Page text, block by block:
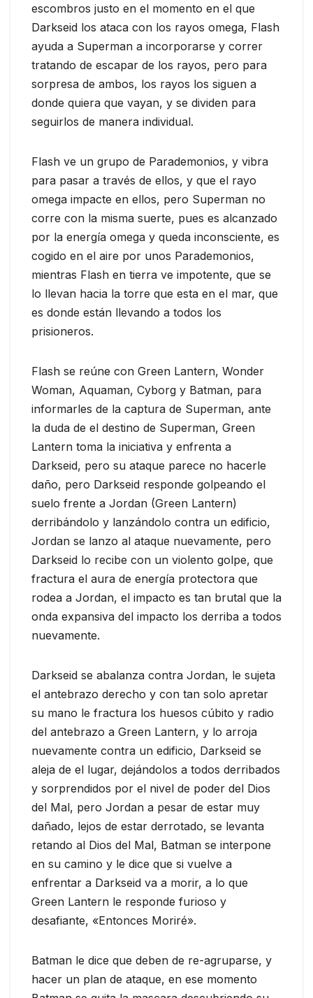
escombros justo en el momento en el que
Darkseid los ataca con los rayos omega, Flash
ayuda a Superman a incorporarse y correr
tratando de escapar de los rayos, pero para
sorpresa de ambos, los rayos los siguen a
donde quiera que vayan, y se dividen para
seguirlos de manera individual.
Flash ve un grupo de Parademonios, y vibra
para pasar a través de ellos, y que el rayo
omega impacte en ellos, pero Superman no
corre con la misma suerte, pues es alcanzado
por la energía omega y queda inconsciente, es
cogido en el aire por unos Parademonios,
mientras Flash en tierra ve impotente, que se
lo llevan hacia la torre que esta en el mar, que
es donde están llevando a todos los
prisioneros.
Flash se reúne con Green Lantern, Wonder
Woman, Aquaman, Cyborg y Batman, para
informarles de la captura de Superman, ante
la duda de el destino de Superman, Green
Lantern toma la iniciativa y enfrenta a
Darkseid, pero su ataque parece no hacerle
daño, pero Darkseid responde golpeando el
suelo frente a Jordan (Green Lantern)
derribándolo y lanzándolo contra un edificio,
Jordan se lanzo al ataque nuevamente, pero
Darkseid lo recibe con un violento golpe, que
fractura el aura de energía protectora que
rodea a Jordan, el impacto es tan brutal que la
onda expansiva del impacto los derriba a todos
nuevamente.
Darkseid se abalanza contra Jordan, le sujeta
el antebrazo derecho y con tan solo apretar
su mano le fractura los huesos cúbito y radio
del antebrazo a Green Lantern, y lo arroja
nuevamente contra un edificio, Darkseid se
aleja de el lugar, dejándolos a todos derribados
y sorprendidos por el nivel de poder del Dios
del Mal, pero Jordan a pesar de estar muy
dañado, lejos de estar derrotado, se levanta
retando al Dios del Mal, Batman se interpone
en su camino y le dice que si vuelve a
enfrentar a Darkseid va a morir, a lo que
Green Lantern le responde furioso y
desafiante, «Entonces Moriré».
Batman le dice que deben de re-agruparse, y
hacer un plan de ataque, en ese momento